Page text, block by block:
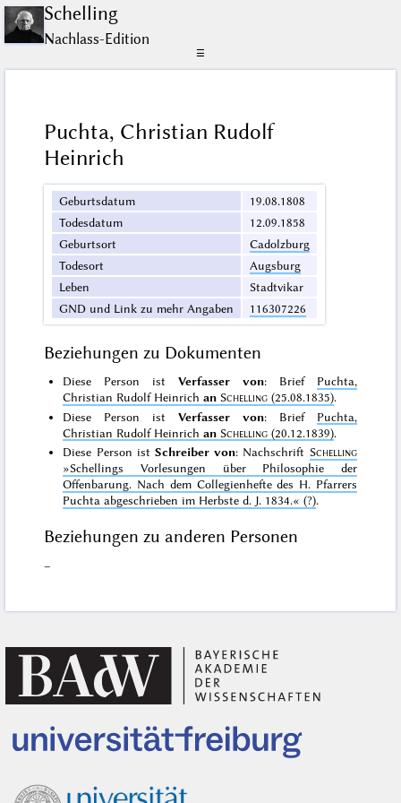
Schelling
Nachlass-Edition
☰
Puchta, Christian Rudolf
Heinrich
Geburtsdatum
19.08.1808
Todesdatum
12.09.1858
Geburtsort
Cadolzburg
Todesort
Augsburg
Leben
Stadtvikar
GND und Link zu mehr Angaben
116307226
Beziehungen zu Dokumenten
Diese Person ist Verfasser von: Brief Puchta,
Christian Rudolf Heinrichan Schelling (25.08.1835).
Diese Person ist Verfasser von: Brief Puchta,
Christian Rudolf Heinrichan Schelling (20.12.1839).
Diese Person ist Schreiber von: Nachschrift Schelling
»Schellings Vorlesungen über Philosophie der
Offenbarung. Nach dem Collegienhefte des H. Pfarrers
Puchta abgeschrieben im Herbste d. J. 1834.« (?).
Beziehungen zu anderen Personen
–